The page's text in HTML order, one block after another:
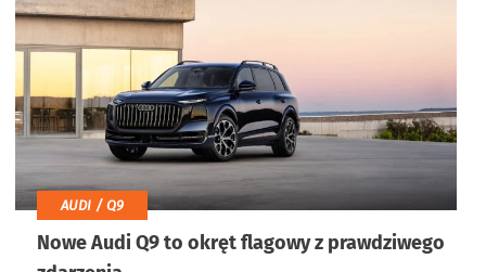
AUDI / Q9
Nowe Audi Q9 to okręt flagowy z prawdziwego